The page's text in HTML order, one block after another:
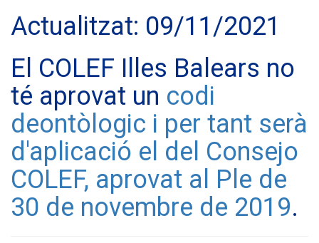
Actualitzat: 09/11/2021
El COLEF Illes Balears no
té aprovat un codi
deontòlogic i per tant serà
d'aplicació el del Consejo
COLEF, aprovat al Ple de
30 de novembre de 2019.